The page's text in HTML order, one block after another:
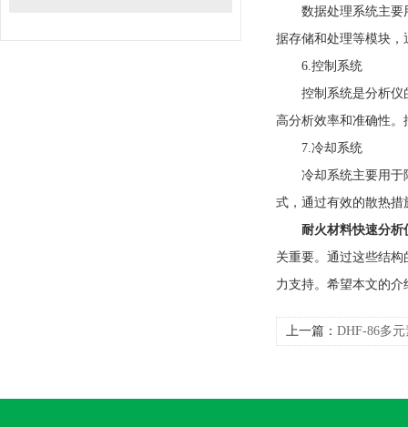
数据处理系统主要用
据存储和处理等模块
6.控制系统
控制系统是分析仪的
高分析效率和准确性
7.冷却系统
冷却系统主要用于降
式，通过有效的散热
耐火材料快速分析
关重要。通过这些结
力支持。希望本文的
上一篇： DHF-86多